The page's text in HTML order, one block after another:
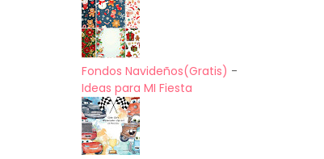
Fondos Navideños(Gratis) -
Ideas para MI Fiesta